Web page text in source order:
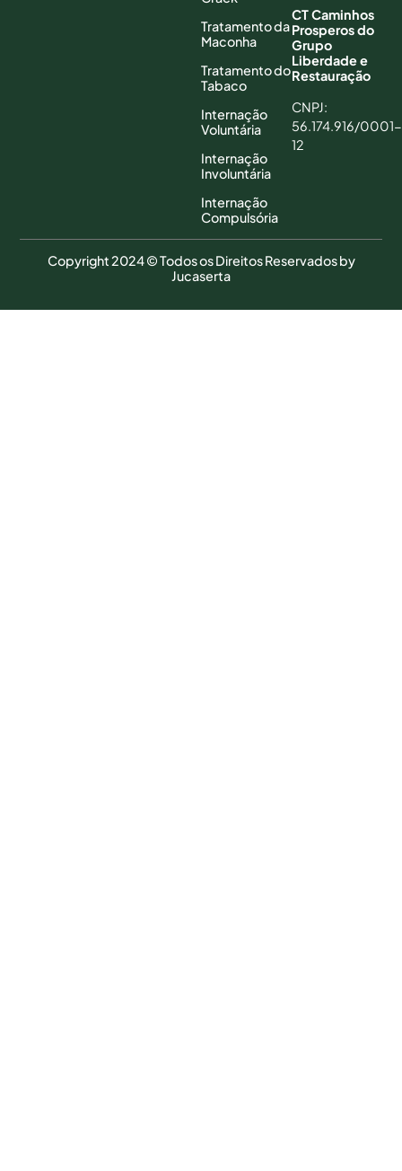
Tratamento da
Maconha
Tratamento do
Tabaco
Internação
Voluntária
Internação
Involuntária
Internação
Compulsória
CT Caminhos
Prosperos do
Grupo
Liberdade e
Restauração
CNPJ:
56.174.916/0001-
12
Copyright 2024 © Todos os Direitos Reservados by
Jucaserta